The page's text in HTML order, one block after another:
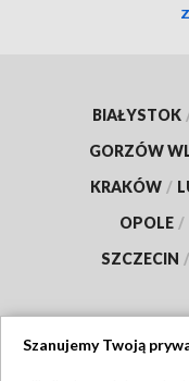
BIAŁYSTOK
GORZÓW
KRAKÓW /
OPOLE /
SZCZECIN /
Szanujemy Twoją